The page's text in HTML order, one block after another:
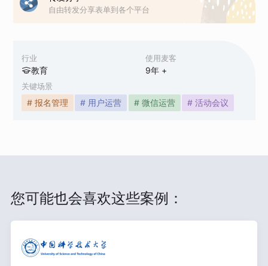
行业
教育
使用麦客
9年 +
关键场景
# 报名管理 # 用户运营 # 微信运营 # 活动会议
自由转发分享表单到各个平台
您可能也会喜欢这些案例：